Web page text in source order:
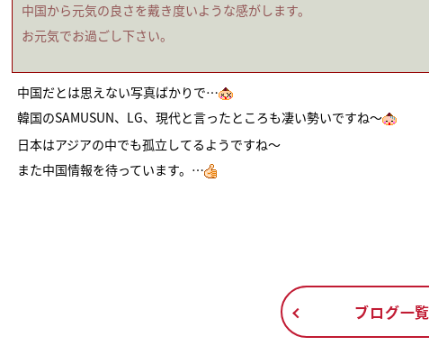
中国から元気の良さを戴き度いような感がします。
お元気でお過ごし下さい。
中国だとは思えない写真ばかりで…
韓国のSAMUSUN、LG、現代と言ったところも凄い勢いですね～
日本はアジアの中でも孤立してるようですね～
また中国情報を待っています。…
ブログ一